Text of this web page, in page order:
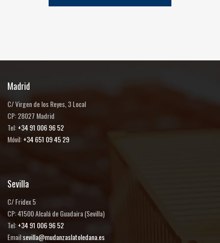
Madrid
C/ Virgen de los Reyes, 3 Local
CP: 28027 Madrid
Tel:+34 91 006 96 52
Móvil:+34 651 09 45 29
Sevilla
C/ Fridex 5
CP: 41500 Alcalá de Guadaira (Sevilla)
Tel:+34 91 006 96 52
Email:sevilla@mudanzaslatoledana.es